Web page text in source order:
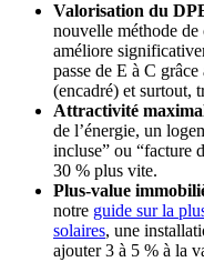
Valorisation du
nouvelle méthode
améliore
passe de E à C
(encadré) et surtout,
Attractivité
de l’énergie, un
incluse” ou “facture
30 % plus vite.
Plus-value
notre guide sur la
solaires, une
ajouter 3 à 5 % à la